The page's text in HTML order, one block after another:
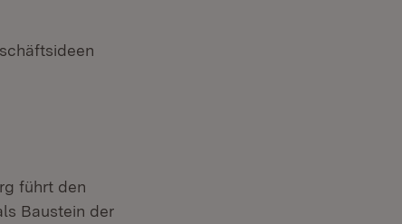
führt den
Baustein der